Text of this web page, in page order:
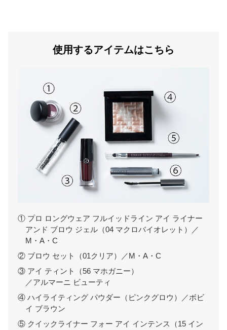
使用するアイテムはこちら
① プロ ロングウェア フルイッドライン アイ ライナー
アンド ブロウ ジェル（04 マクロバイオレット）／
M・A・C
② ブロウ セット（01クリア）／M・A・C
③ アイ ティント（56 マホガニー）
／アルマーニ ビューティ
④ ハイライティング パウダー（ピンクグロウ）／ボビ
イ ブラウン
⑤ クイックライナー フォー アイ インテンス（15 イン